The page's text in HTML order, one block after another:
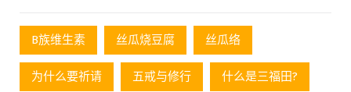
B族维生素 丝瓜烧豆腐 丝瓜络
为什么要祈请 五戒与修行 什么是三福田?